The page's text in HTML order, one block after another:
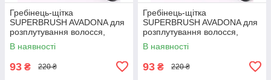
Гребінець-щітка
SUPERBRUSH AVADONA для
розплутування волосся,
чорна
В наявності
93 ₴ 220 ₴
Гребінець-щітка
SUPERBRUSH AVADONA для
розплутування волосся,
фіолетова
В наявності
93 ₴ 220 ₴